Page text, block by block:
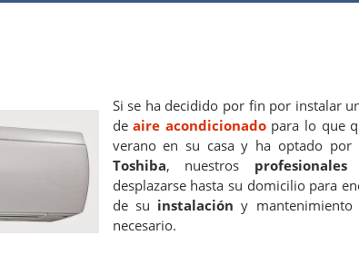
Si se ha decidido por fin por instalar
deaire acondicionadopara lo que
verano en su casa y ha optado por
Toshiba, nuestros profesionales
desplazarse hasta su domicilio para
de su instalacióny mantenimiento
necesario.